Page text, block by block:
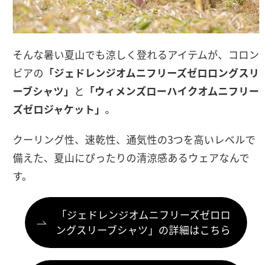
そんな暑い夏山でも涼しく登れるアイテムが、コロン
ビアの 「ジェドレンジオムニフリーズゼロロングスリ
ーブシャツ」 と 「ウィメンズローハイクオムニフリー
ズゼロジャケット」 。
クーリング性、速乾性、通気性の3つを高いレベルで
備えた、夏山にぴったりの清涼感あるウェアなんで
す。
「ジェドレンジオムニフリーズゼロロ
ングスリーブシャツ」の詳細はこちら